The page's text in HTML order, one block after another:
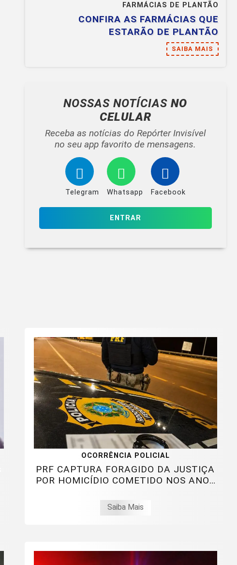
FARMÁCIAS DE PLANTÃO
CONFIRA AS FARMÁCIAS QUE
ESTARÃO DE PLANTÃO
SAIBA MAIS
NOSSAS NOTÍCIASNO
CELULAR
Receba as notícias do Repórter Invisível
no seu app favorito de mensagens.
Telegram Whatsapp Facebook
ENTRAR
OCORRÊNCIA POLICIAL
PRF CAPTURA FORAGIDO DA JUSTIÇA
POR HOMICÍDIO COMETIDO NOS ANOS
Saiba Mais